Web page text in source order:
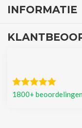
INFORMATIE
1800+